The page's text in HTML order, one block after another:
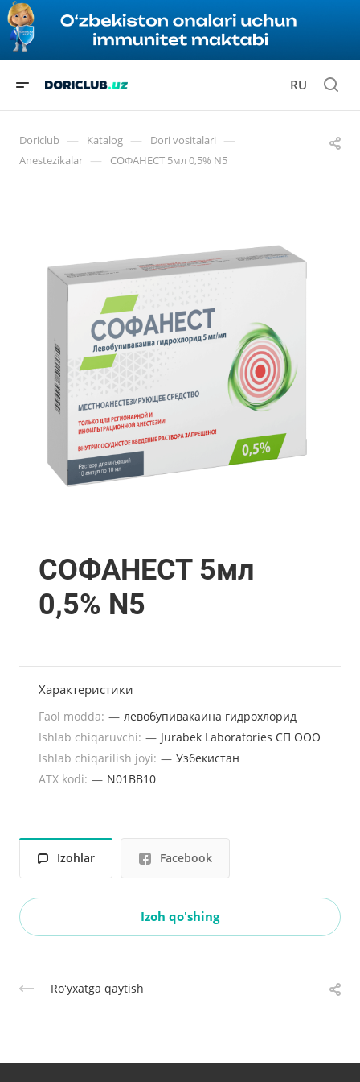
RU
Doriclub — Katalog — Dori vositalari —
Anestezikalar — СОФАНЕСТ 5мл 0,5% N5
СОФАНЕСТ 5мл
0,5% N5
Характеристики
Faol modda: — левобупивакаина гидрохлорид
Ishlab chiqaruvchi: — Jurabek Laboratories СП ООО
Ishlab chiqarilish joyi: — Узбекистан
ATX kodi: — N01ВВ10
Izohlar Facebook
Izoh qo'shing
Roʻyxatga qaytish